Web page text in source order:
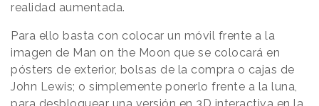
realidad aumentada.
Para ello basta con colocar un móvil frente a la
imagen de Man on the Moon que se colocará en
pósters de exterior, bolsas de la compra o cajas de
John Lewis; o simplemente ponerlo frente a la luna,